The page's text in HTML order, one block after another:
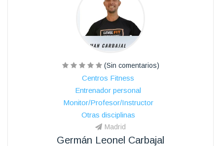
(Sin comentarios)
Centros Fitness
Entrenador personal
Monitor/Profesor/Instructor
Otras disciplinas
Madrid
Germán Leonel Carbajal